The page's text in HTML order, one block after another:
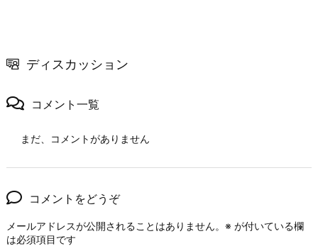
ディスカッション
コメント一覧
まだ、コメントがありません
コメントをどうぞ
メールアドレスが公開されることはありません。 ※ が付いている欄
は必須項目です